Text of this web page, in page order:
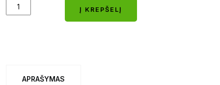
Antibakterinis
Į KREPŠELĮ
APRAŠYMAS